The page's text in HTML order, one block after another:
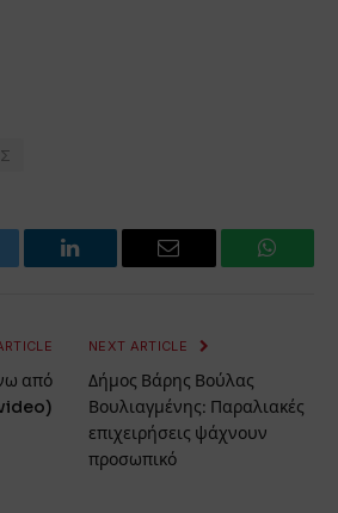
LinkedIn Email
από
NEXT ARTICLE
Δήμος Βάρης Βούλας
Βουλιαγμένης: Παραλιακές
επιχειρήσεις ψάχνουν
προσωπικό